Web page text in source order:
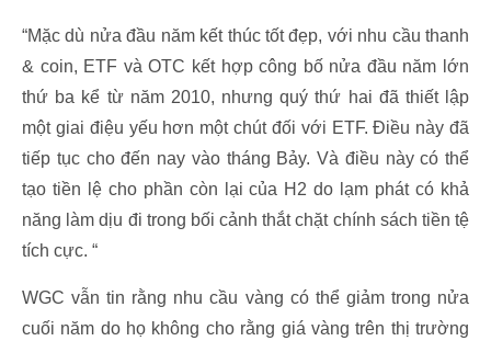
“Mặc dù nửa đầu năm kết thúc tốt đẹp, với nhu cầu thanh
& coin, ETF và OTC kết hợp công bố nửa đầu năm lớn
thứ ba kể từ năm 2010, nhưng quý thứ hai đã thiết lập
một giai điệu yếu hơn một chút đối với ETF. Điều này đã
tiếp tục cho đến nay vào tháng Bảy. Và điều này có thể
tạo tiền lệ cho phần còn lại của H2 do lạm phát có khả
năng làm dịu đi trong bối cảnh thắt chặt chính sách tiền tệ
tích cực. “
WGC vẫn tin rằng nhu cầu vàng có thể giảm trong nửa
cuối năm do họ không cho rằng giá vàng trên thị trường